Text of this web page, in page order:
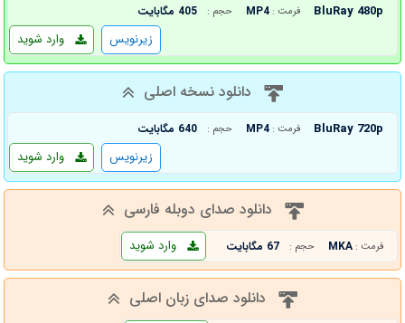
BluRay 480p فرمت : MP4 حجم : 405 مگابایت
وارد شوید زیرنویس
دانلود نسخه اصلی
BluRay 720p فرمت : MP4 حجم : 640 مگابایت
وارد شوید زیرنویس
دانلود صدای دوبله فارسی
فرمت : MKA حجم : 67 مگابایت وارد شوید
دانلود صدای زبان اصلی